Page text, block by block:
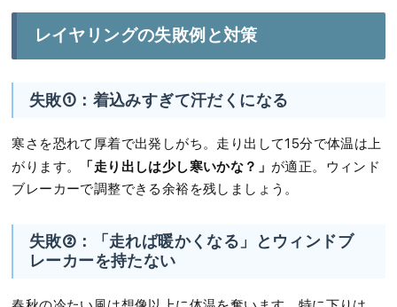
レイヤリングの失敗例と対策
失敗①：着込みすぎて汗だくになる
寒さを恐れて厚着で出発しがち。走り出して15分で体温は上
がります。
「走り出しは少し寒いかな？」 が適正。ウィンド
ブレーカーで調整できる余裕を残しましょう。
失敗②：「走れば暖かくなる」とウィンドブ
レーカーを持たない